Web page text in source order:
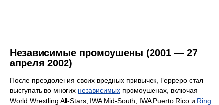
Независимые промоушены (2001 — 27
апреля 2002)
После преодоления своих вредных привычек, Герреро стал
выступать во многих независимых промоушенах, включая
World Wrestling All-Stars, IWA Mid-South, IWA Puerto Rico и Ring